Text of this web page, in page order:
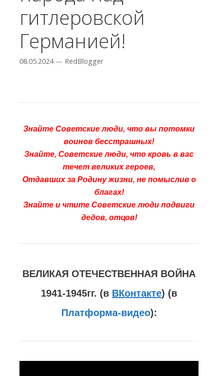
гитлеровской
Германией!
08.05.2024 — RedBlogger
Знайте Советские люди, что вы потомки
воинов бесстрашных!
Знайте, Советские люди, что кровь в вас
течет великих героев,
Отдавших за Родину жизни, не помыслив о
благах!
Знайте и чтите Советские люди подвиги
дедов, отцов!
ВЕЛИКАЯ ОТЕЧЕСТВЕННАЯ ВОЙНА
1941-1945гг. (в ВКонтакте) (в
Платформа-видео):